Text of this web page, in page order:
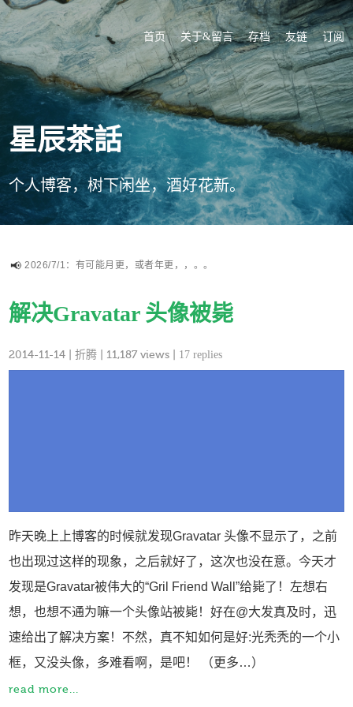
首页 关于&留言 存档 友链 订阅
星辰茶話
个人博客，树下闲坐，酒好花新。
2026/7/1：有可能月更，或者年更，，。。
解决Gravatar 头像被毙
2014-11-14 |折腾 | 11,187 views | 17 replies
昨天晚上上博客的时候就发现Gravatar 头像不显示了，之前
也出现过这样的现象，之后就好了，这次也没在意。今天才
发现是Gravatar被伟大的“Gril Friend Wall”给毙了！左想右
想，也想不通为嘛一个头像站被毙！好在@大发真及时，迅
速给出了解决方案！不然，真不知如何是好:光秃秃的一个小
框，又没头像，多难看啊，是吧！ （更多…）
read more...